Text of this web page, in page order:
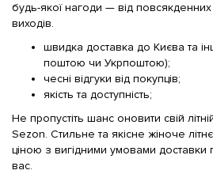
будь-якої нагоди — від
виходів.
швидка доставка до Києва та
поштою чи Укрпоштою);
чесні відгуки від покупців;
якість та доступність;
Не пропустіть шанс оновити свій
Sezon. Стильне та якісне жіноче
ціною з вигідними умовами доставки
вас.